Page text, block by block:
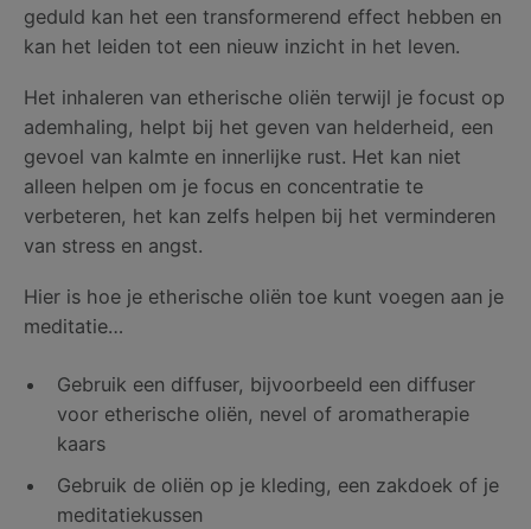
geduld kan het een transformerend effect hebben en
kan het leiden tot een nieuw inzicht in het leven.
Het inhaleren van etherische oliën terwijl je focust op
ademhaling, helpt bij het geven van helderheid, een
gevoel van kalmte en innerlijke rust. Het kan niet
alleen helpen om je focus en concentratie te
verbeteren, het kan zelfs helpen bij het verminderen
van stress en angst.
Hier is hoe je etherische oliën toe kunt voegen aan je
meditatie…
Gebruik een diffuser, bijvoorbeeld een diffuser
voor etherische oliën, nevel of aromatherapie
kaars
Gebruik de oliën op je kleding, een zakdoek of je
meditatiekussen